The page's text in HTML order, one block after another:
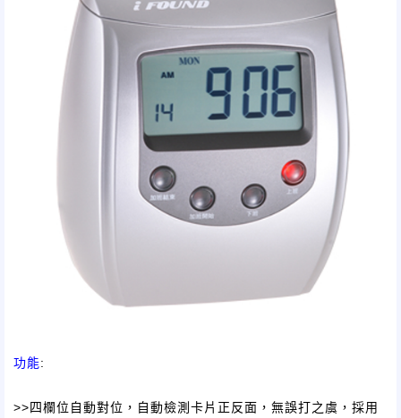
功能:
>>四欄位自動對位，自動檢測卡片正反面，無誤打之虞，採用